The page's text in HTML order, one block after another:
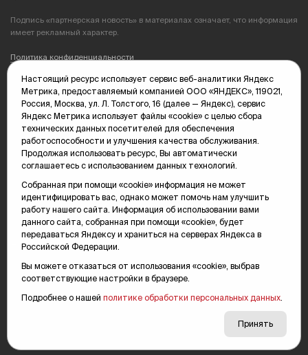
Подпись «партнерская новость» в материалах означает, что информация
имеет рекламный характер.
Политика конфиденциальности
Редакция: 625035, Тюмень, пр. Геологоразведчиков, 28А
(3452) 68-89-05
edit@vsluh.ru
Главный редактор: Панкина Т.Ю.
kika@vsluh.ru
По вопросам рекламы:
(3452) 68-89-78
kotovaev@sibinformburo.ru
mim@vsluh.ru
16+
Настоящий ресурс использует сервис веб-аналитики Яндекс
Метрика, предоставляемый компанией ООО «ЯНДЕКС», 119021,
Россия, Москва, ул. Л. Толстого, 16 (далее — Яндекс), сервис
Яндекс Метрика использует файлы «cookie» с целью сбора
технических данных посетителей для обеспечения
работоспособности и улучшения качества обслуживания.
Продолжая использовать ресурс, Вы автоматически
соглашаетесь с использованием данных технологий.
Собранная при помощи «cookie» информация не может
идентифицировать вас, однако может помочь нам улучшить
работу нашего сайта. Информация об использовании вами
данного сайта, собранная при помощи «cookie», будет
передаваться Яндексу и храниться на серверах Яндекса в
Российской Федерации.
Вы можете отказаться от использования «cookie», выбрав
соответствующие настройки в браузере.
Подробнее о нашей политике обработки персональных данных
Принять